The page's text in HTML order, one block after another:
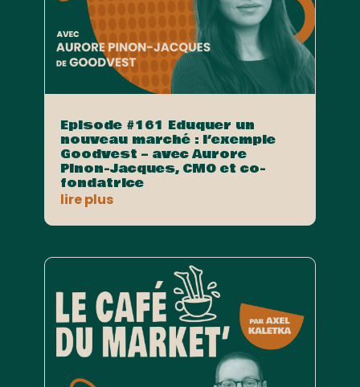
Episode #161 Eduquer un
nouveau marché : l’exemple
Goodvest – avec Aurore
Pinon-Jacques, CMO et co-
fondatrice
lire plus